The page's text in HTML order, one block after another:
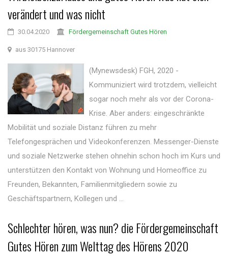
verändert und was nicht
30.04.2020 Fördergemeinschaft Gutes Hören
aus 30175 Hannover
(Mynewsdesk) FGH, 2020 -
Kommuniziert wird trotzdem, vielleicht
sogar noch mehr als vor der Corona-
Krise. Aber anders: eingeschränkte
Mobilität und soziale Distanz führen zu mehr
Telefongesprächen und Videokonferenzen. Messenger-Dienste
und soziale Netzwerke stehen ohnehin schon hoch im Kurs und
unterstützen den Kontakt von Wohnung und Homeoffice zu
Freunden, Bekannten, Familienmitgliedern sowie zu
Geschäftspartnern, Kollegen und ...
Schlechter hören, was nun? die Fördergemeinschaft
Gutes Hören zum Welttag des Hörens 2020